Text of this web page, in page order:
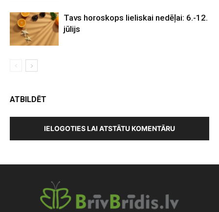
Tavs horoskops lieliskai nedēļai: 6.-12.
jūlijs
ATBILDĒT
IELOGOTIES LAI ATSTĀTU KOMENTĀRU